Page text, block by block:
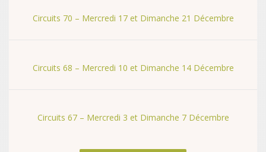
Circuits 70 – Mercredi 17 et Dimanche 21 Décembre
Circuits 68 – Mercredi 10 et Dimanche 14 Décembre
Circuits 67 – Mercredi 3 et Dimanche 7 Décembre